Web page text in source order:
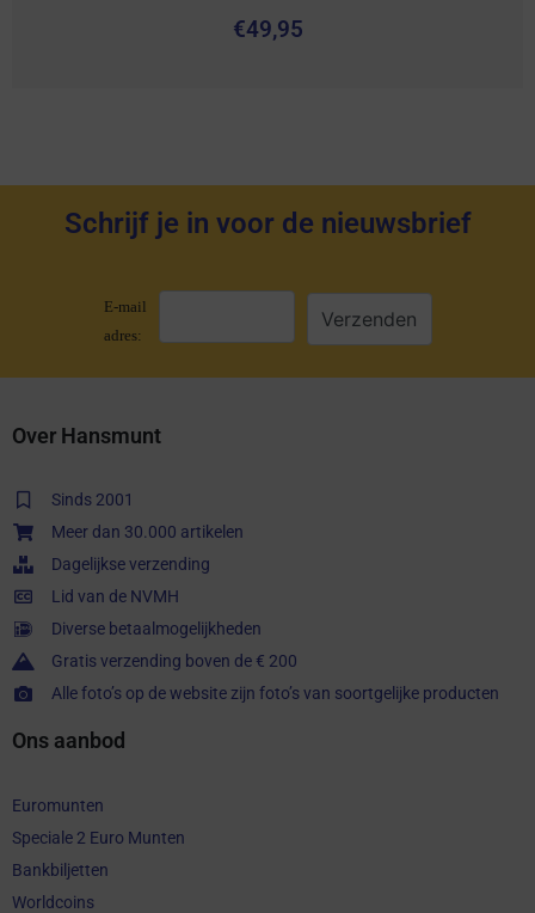
€49,95
Schrijf je in voor de nieuwsbrief
E-mail
adres:
Over Hansmunt
Sinds 2001
Meer dan 30.000 artikelen
Dagelijkse verzending
Lid van de NVMH
Diverse betaalmogelijkheden
Gratis verzending boven de € 200
Alle foto’s op de website zijn foto’s van soortgelijke producten
Ons aanbod
Euromunten
Speciale 2 Euro Munten
Bankbiljetten
Worldcoins